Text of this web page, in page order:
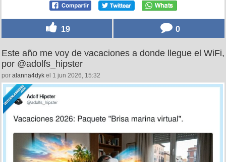
19 0
Este año me voy de vacaciones a donde llegue el WiFi,
por @adolfs_hipster
por alanna4dyk el 1 jun 2026, 15:32